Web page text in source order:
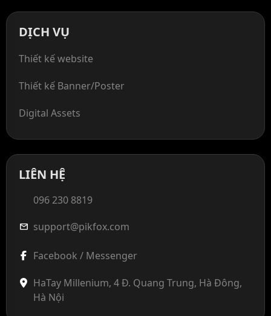
DỊCH VỤ
Thiết kế website
Thiết kế Banner/Poster
Digital Assets
LIÊN HỆ
096 230 8819
mail support@pikfox.com
Facebook / Messenger
HaTay Millenium, 4 Đ. Quang Trung, Hà Đông,
Hà Nội